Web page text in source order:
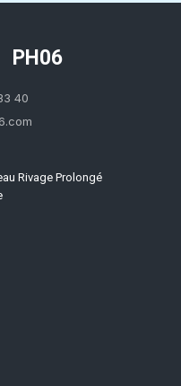
PH06
40
Rivage Prolongé